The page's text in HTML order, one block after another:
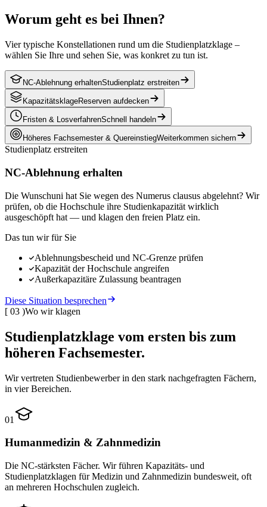
Worum geht es bei Ihnen?
Vier typische Konstellationen rund um die Studienplatzklage –
wählen Sie Ihre und sehen Sie, was konkret zu tun ist.
NC-Ablehnung erhaltenStudienplatz erstreiten
KapazitätsklageReserven aufdecken
Fristen & LosverfahrenSchnell handeln
Höheres Fachsemester & QuereinstiegWeiterkommen sichern
Studienplatz erstreiten
NC-Ablehnung erhalten
Die Wunschuni hat Sie wegen des Numerus clausus abgelehnt? Wir
prüfen, ob die Hochschule ihre Studienkapazität wirklich
ausgeschöpft hat — und klagen den freien Platz ein.
Das tun wir für Sie
Ablehnungsbescheid und NC-Grenze prüfen
Kapazität der Hochschule angreifen
Außerkapazitäre Zulassung beantragen
Diese Situation besprechen
[ 03 )Wo wir klagen
Studienplatzklage vom ersten bis zum
höheren Fachsemester.
Wir vertreten Studienbewerber in den stark nachgefragten Fächern,
in vier Bereichen.
01
Humanmedizin & Zahnmedizin
Die NC-stärksten Fächer. Wir führen Kapazitäts- und
Studienplatzklagen für Medizin und Zahnmedizin bundesweit, oft
an mehreren Hochschulen zugleich.